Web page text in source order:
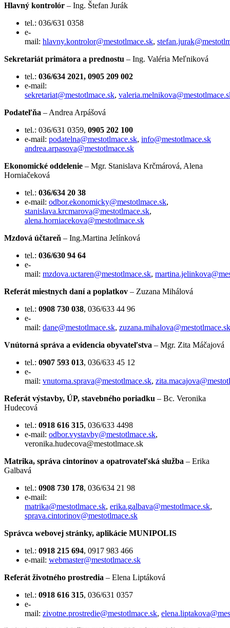
Hlavný kontrolór – Ing. Štefan Jurák
tel.: 036/631 0358
e-
mail: hlavny.kontrolor@mestotlmace.sk,
Sekretariát primátora a prednostu – Ing. Valéria Meľniková
tel.: 036/634 2021, 0905 209 002
e-mail:
sekretariat@mestotlmace.sk,
Podateľňa – Andrea Arpášová
tel.: 036/631 0359, 0905 202 100
e-mail: podatelna@mestotlmace.sk, info@mestotlmace.sk
andrea.arpasova@mestotlmace.sk
Ekonomické oddelenie – Mgr. Stanislava Krčmárová, Alena
Horniačeková
tel.: 036/634 20 38
e-mail: odbor.ekonomicky@mestotlmace.sk,
stanislava.krcmarova@mestotlmace.sk,
alena.horniacekova@mestotlmace.sk
Mzdová účtareň – Ing.Martina Jelínková
tel.: 036/630 94 64
e-
mail: mzdova.uctaren@mestotlmace.sk,
Referát miestnych daní a poplatkov – Zuzana Mihálová
tel.: 0908 730 038, 036/633 44 96
e-
mail: dane@mestotlmace.sk, zuzana.mihalova@mestotlmace.sk
Vnútorná správa a evidencia obyvateľstva – Mgr. Zita Máčajová
tel.: 0907 593 013, 036/633 45 12
e-
mail: vnutorna.sprava@mestotlmace.sk,
Referát výstavby, ÚP, stavebného poriadku – Bc. Veronika
Hudecová
tel.: 0918 616 315, 036/633 4498
e-mail: odbor.vystavby@mestotlmace.sk,
veronika.hudecova@mestotlmace.sk
Matrika, správa cintorínov a opatrovateľská služba – Erika
Galbavá
tel.: 0908 730 178, 036/634 21 98
e-mail:
matrika@mestotlmace.sk, erika.galbava@mestotlmace.sk,
sprava.cintorinov@mestotlmace.sk
Správca webovej stránky, aplikácie MUNIPOLIS
tel.: 0918 215 694, 0917 983 466
e-mail: webmaster@mestotlmace.sk
Referát životného prostredia – Elena Liptáková
tel.: 0918 616 315, 036/631 0357
e-
mail: zivotne.prostredie@mestotlmace.sk,